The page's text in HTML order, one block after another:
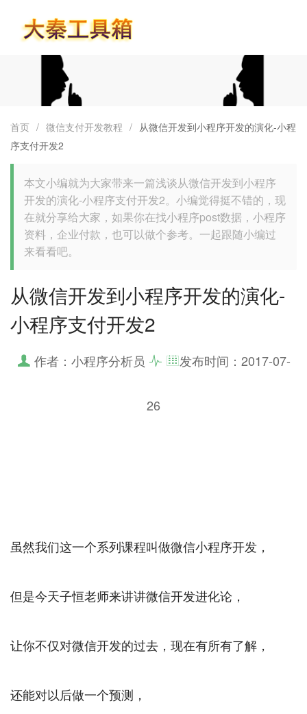
首页 / 微信支付开发教程 / 从微信开发到小程序开发的演化-小程
序支付开发2
本文小编就为大家带来一篇浅谈从微信开发到小程序
开发的演化-小程序支付开发2。小编觉得挺不错的，现
在就分享给大家，如果你在找小程序post数据，小程序
资料，企业付款，也可以做个参考。一起跟随小编过
来看看吧。
从微信开发到小程序开发的演化-
小程序支付开发2
作者：小程序分析员 发布时间： 2017-07-
26
虽然我们这一个系列课程叫做微信小程序开发，
但是今天子恒老师来讲讲微信开发进化论，
让你不仅对微信开发的过去，现在有所有了解，
还能对以后做一个预测，